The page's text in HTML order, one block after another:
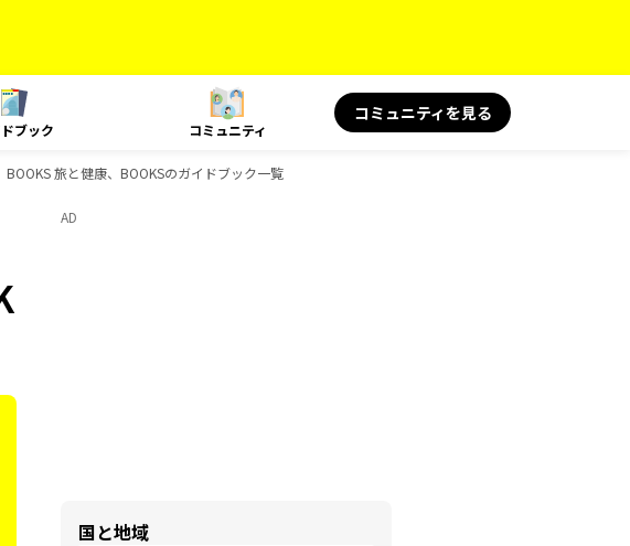
ブック コミュニティ
コミュニティを見る
旅と健康、BOOKSのガイドブック一覧
AD
国と地域